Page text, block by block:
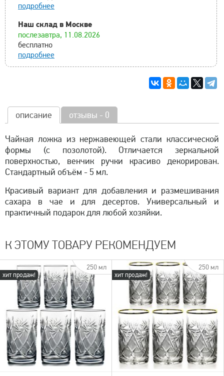
подробнее
Наш склад в Москве
послезавтра, 11.08.2026
бесплатно
подробнее
описание отзывы - 0
Чайная ложка из нержавеющей стали классической
формы (с позолотой). Отличается зеркальной
поверхностью, венчик ручки красиво декорирован.
Стандартный объём - 5 мл.
Красивый вариант для добавления и размешивания
сахара в чае и для десертов. Универсальный и
практичный подарок для любой хозяйки.
К ЭТОМУ ТОВАРУ РЕКОМЕНДУЕМ
хит продаж!
250 мл
хит продаж!
250 мл
быстрый просмотр